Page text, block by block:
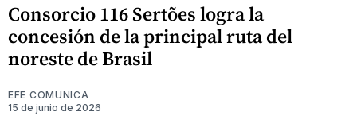
Consorcio 116 Sertões logra la
concesión de la principal ruta del
noreste de Brasil
EFE COMUNICA
15 de junio de 2026